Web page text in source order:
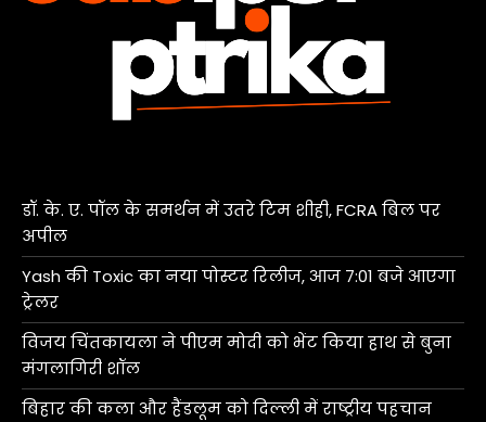
डॉ. के. ए. पॉल के समर्थन में उतरे टिम शीही, FCRA बिल पर
अपील
Yash की Toxic का नया पोस्टर रिलीज, आज 7:01 बजे आएगा
ट्रेलर
विजय चिंतकायला ने पीएम मोदी को भेंट किया हाथ से बुना
मंगलागिरी शॉल
बिहार की कला और हैंडलूम को दिल्ली में राष्ट्रीय पहचान